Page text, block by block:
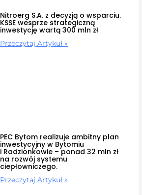
Nitroerg S.A. z decyzją o wsparciu.
KSSE wesprze strategiczną
inwestycję wartą 300 mln zł
Przeczytaj Artykuł »
PEC Bytom realizuje ambitny plan
inwestycyjny w Bytomiu
i Radzionkowie – ponad 32 mln zł
na rozwój systemu
ciepłowniczego.
Przeczytaj Artykuł »